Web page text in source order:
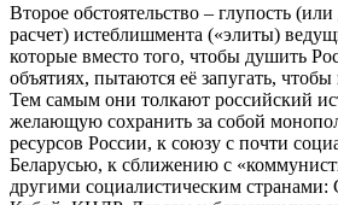
Второе обстоятельство – глупость
расчет) истеблишмента («элиты)
которые вместо того, чтобы душить
объятиях, пытаются её запугать,
Тем самым они толкают российский
желающую сохранить за собой
ресурсов России, к союзу с почти
Беларусью, к сближению с
другими социалистическим